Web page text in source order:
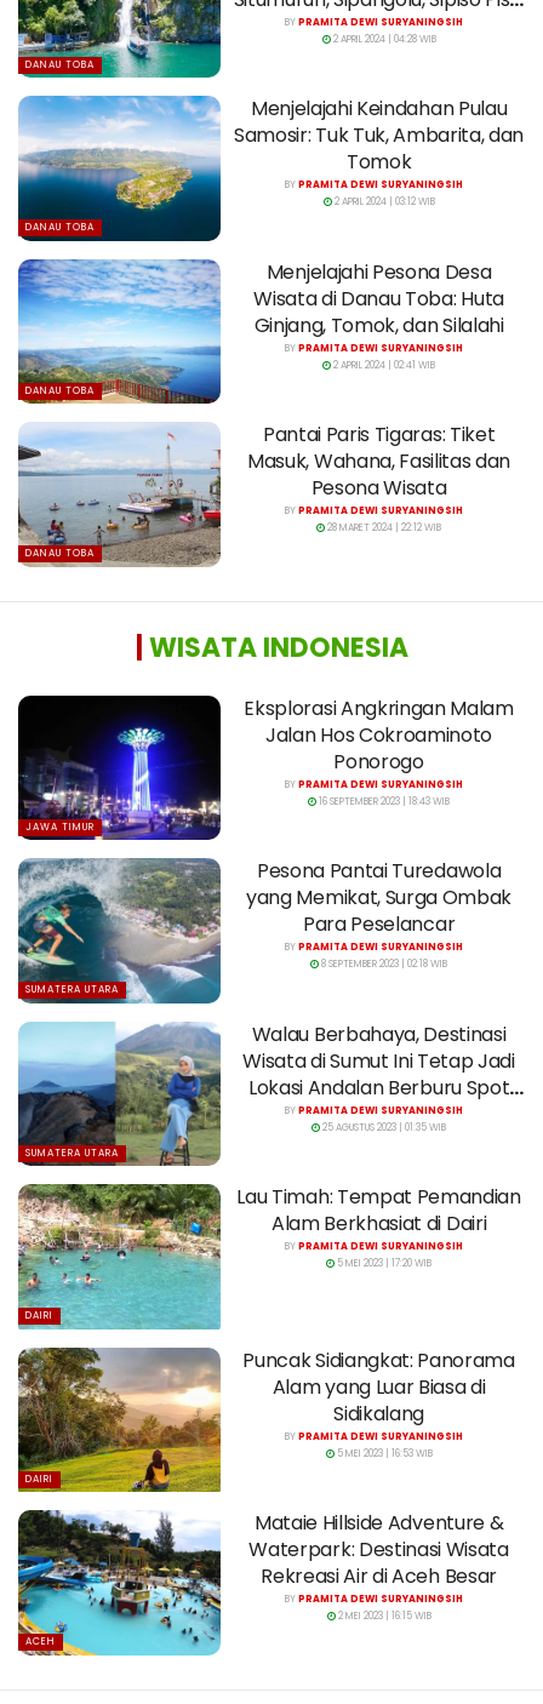
DANAU TOBA
dan Janji
BYPRAMITA DEWI SURYANINGSIH
2 APRIL 2024 | 04:28 WIB
DANAU TOBA
Menjelajahi Keindahan Pulau
Samosir: Tuk Tuk, Ambarita, dan
Tomok
BYPRAMITA DEWI SURYANINGSIH
2 APRIL 2024 | 03:12 WIB
DANAU TOBA
Menjelajahi Pesona Desa
Wisata di Danau Toba: Huta
Ginjang, Tomok, dan Silalahi
BYPRAMITA DEWI SURYANINGSIH
2 APRIL 2024 | 02:41 WIB
DANAU TOBA
Pantai Paris Tigaras: Tiket
Masuk, Wahana, Fasilitas dan
Pesona Wisata
BYPRAMITA DEWI SURYANINGSIH
28 MARET 2024 | 22:12 WIB
WISATA INDONESIA
JAWA TIMUR
Eksplorasi Angkringan Malam
Jalan Hos Cokroaminoto
Ponorogo
BYPRAMITA DEWI SURYANINGSIH
16 SEPTEMBER 2023 | 18:43 WIB
SUMATERA UTARA
Pesona Pantai Turedawola
yang Memikat, Surga Ombak
Para Peselancar
BYPRAMITA DEWI SURYANINGSIH
8 SEPTEMBER 2023 | 02:18 WIB
SUMATERA UTARA
Walau Berbahaya, Destinasi
Wisata di Sumut Ini Tetap Jadi
Lokasi Andalan Berburu Spot
Foto
BYPRAMITA DEWI SURYANINGSIH
25 AGUSTUS 2023 | 01:35 WIB
DAIRI
Lau Timah: Tempat Pemandian
Alam Berkhasiat di Dairi
BYPRAMITA DEWI SURYANINGSIH
5 MEI 2023 | 17:20 WIB
DAIRI
Puncak Sidiangkat: Panorama
Alam yang Luar Biasa di
Sidikalang
BYPRAMITA DEWI SURYANINGSIH
5 MEI 2023 | 16:53 WIB
ACEH
Mataie Hillside Adventure &
Waterpark: Destinasi Wisata
Rekreasi Air di Aceh Besar
BYPRAMITA DEWI SURYANINGSIH
2 MEI 2023 | 16:15 WIB